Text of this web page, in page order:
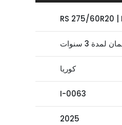
RS 275/60R20 |
لمدة 3 سنوات
كوريا
I-0063
2025